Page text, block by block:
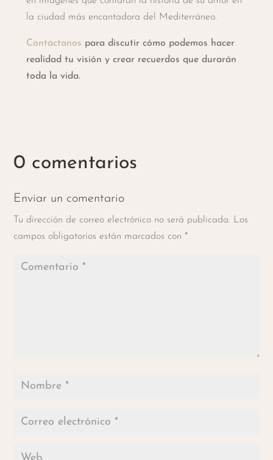
la ciudad más encantadora del Mediterráneo.
Contáctanos para discutir cómo podemos hacer
realidad tu visión y crear recuerdos que durarán
toda la vida.
0 comentarios
Enviar un comentario
Tu dirección de correo electrónico no será publicada. Los
campos obligatorios están marcados con*